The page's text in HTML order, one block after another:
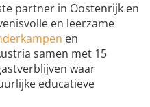
partner in Oostenrijk en
en leerzame
en
samen met 15
waar
educatieve